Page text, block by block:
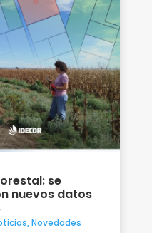
se
nuevos datos
,Novedades